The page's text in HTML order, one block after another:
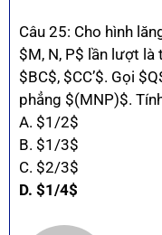
Câu 25: Cho hình
$M, N, P$ lần lượt là
$BC$, $CC’$. Gọi
phẳng $(MNP)$.
A. $1/2$
B. $1/3$
C. $2/3$
D. $1/4$